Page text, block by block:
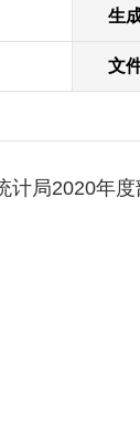
生
文
局2020年度